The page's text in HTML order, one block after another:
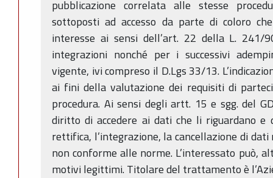
pubblicazione correlata alle stesse
sottoposti ad accesso da parte di coloro
interesse ai sensi dell’art. 22 della L. 241/
integrazioni nonché per i successivi
vigente, ivi compreso il D.Lgs 33/13.
ai fini della valutazione dei requisiti di
procedura. Ai sensi degli artt. 15 e sgg. del
diritto di accedere ai dati che li riguardano e
rettifica, l’integrazione, la cancellazione di
non conforme alle norme. L’interessato può,
motivi legittimi. Titolare del trattamento è